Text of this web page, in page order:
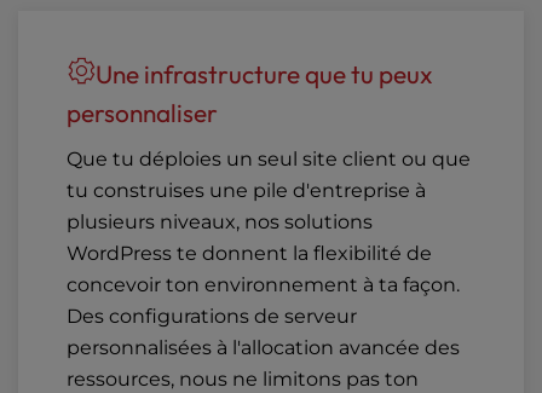
Une infrastructure que tu peux
personnaliser
Que tu déploies un seul site client ou que
tu construises une pile d'entreprise à
plusieurs niveaux, nos solutions
WordPress te donnent la flexibilité de
concevoir ton environnement à ta façon.
Des configurations de serveur
personnalisées à l'allocation avancée des
ressources, nous ne limitons pas ton